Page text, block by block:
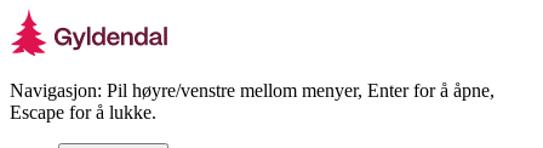
Navigasjon: Pil høyre/venstre mellom menyer, Enter for å åpne,
Escape for å lukke.